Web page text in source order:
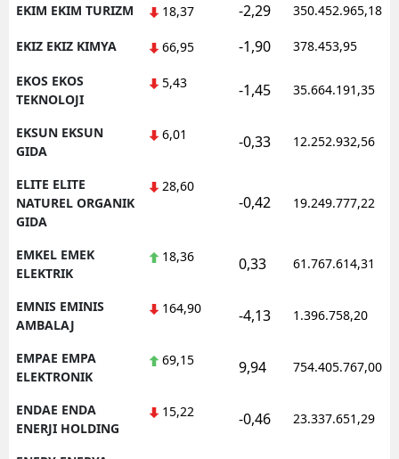
EKIM EKIM TURIZM 18,37 -2,29 350.452.965,18
EKIZ EKIZ KIMYA 66,95 -1,90 378.453,95
EKOS EKOS
TEKNOLOJI
5,43 -1,45 35.664.191,35
EKSUN EKSUN
GIDA
6,01 -0,33 12.252.932,56
ELITE ELITE
NATUREL ORGANIK
GIDA
28,60
-0,42 19.249.777,22
EMKEL EMEK
ELEKTRIK
18,36 0,33 61.767.614,31
EMNIS EMINIS
AMBALAJ
164,90 -4,13 1.396.758,20
EMPAE EMPA
ELEKTRONIK
69,15 9,94 754.405.767,00
ENDAE ENDA
ENERJI HOLDING
15,22 -0,46 23.337.651,29